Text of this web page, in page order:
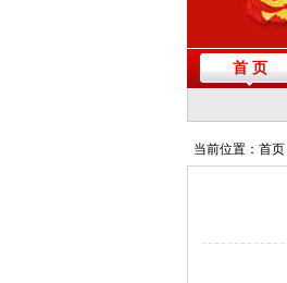
首 页
当前位置： 首页